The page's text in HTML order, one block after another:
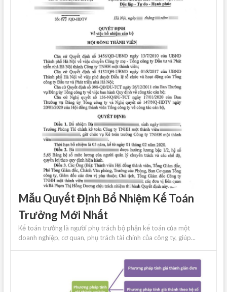
Mẫu Quyết Định Bổ Nhiệm Kế Toán
Trưởng Mới Nhất
Kế toán trưởng là người phụ trách bộ phận kế toán của một
doanh nghiệp, cơ quan, phụ trách tài chính của công ty, giúp...